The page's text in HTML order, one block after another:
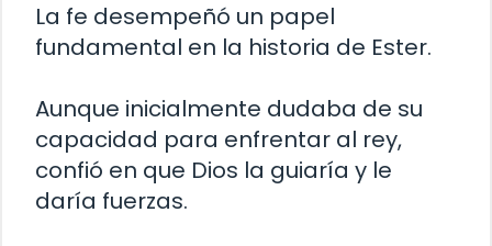
La fe desempeñó un papel
fundamental en la historia de Ester.
Aunque inicialmente dudaba de su
capacidad para enfrentar al rey,
confió en que Dios la guiaría y le
daría fuerzas.